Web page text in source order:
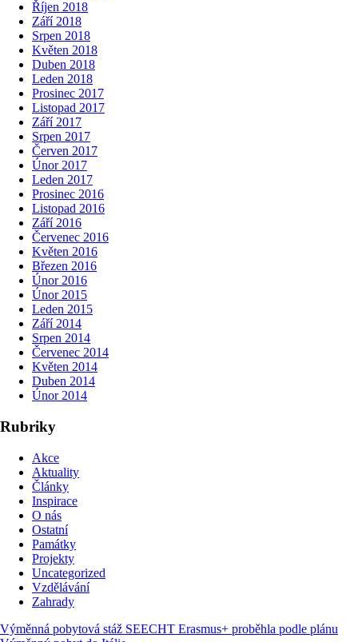
Říjen 2018
Září 2018
Srpen 2018
Květen 2018
Duben 2018
Leden 2018
Prosinec 2017
Listopad 2017
Září 2017
Srpen 2017
Červen 2017
Únor 2017
Leden 2017
Prosinec 2016
Listopad 2016
Září 2016
Červenec 2016
Květen 2016
Březen 2016
Únor 2016
Únor 2015
Leden 2015
Září 2014
Srpen 2014
Červenec 2014
Květen 2014
Duben 2014
Únor 2014
Rubriky
Akce
Aktuality
Články
Inspirace
O nás
Ostatní
Památky
Projekty
Uncategorized
Vzdělávání
Zahrady
Výměnná pobytová stáž SEECHT Erasmus+ proběhla podle plánu